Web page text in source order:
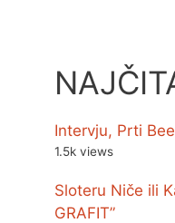
Intervju, Prti
1.5k views
Sloteru Niče ili
GRAFIT”